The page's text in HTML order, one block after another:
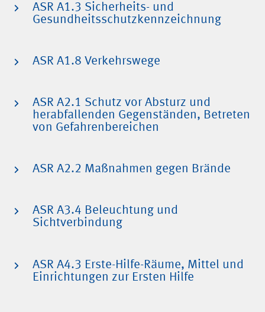
ASR A1.3 Sicherheits- und
Gesundheitsschutzkennzeichnung
ASR A1.8 Verkehrswege
ASR A2.1 Schutz vor Absturz und
herabfallenden Gegenständen, Betreten
von Gefahrenbereichen
ASR A2.2 Maßnahmen gegen Brände
ASR A3.4 Beleuchtung und
Sichtverbindung
ASR A4.3 Erste-Hilfe-Räume, Mittel und
Einrichtungen zur Ersten Hilfe